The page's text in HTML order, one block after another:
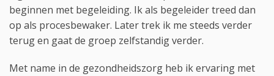
beginnen met begeleiding. Ik als begeleider treed dan
op als procesbewaker. Later trek ik me steeds verder
terug en gaat de groep zelfstandig verder.
Met name in de gezondheidszorg heb ik ervaring met